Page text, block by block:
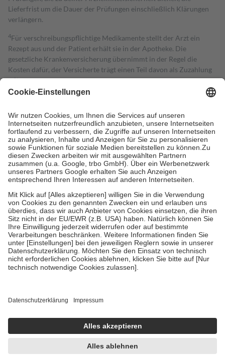
Lieferfrist um die Dauer der Prüfungen einschließlich Klärungen
verlängern.
4Für verschreibungspflichtige Medikamente stellt der Arzt ein
Rezept aus und der Patient erhält sie in der Apotheke. Die
gesetzliche Krankenversicherung übernimmt in der Regel die
Kosten dafür, der Versicherte trägt einen Teil davon als Zuzahlung
mit.
Grundsätzlich leisten Mitglieder Zuzahlungen in Höhe von zehn
höchstens zehn Euro.
Es sind jedoch nie mehr als die tatsächlichen
Kosten der Leistung zu entrichten.
Diese Regeln gelten grundsätzlich auch für Online-Apotheken.
Bei Heilmitteln und häuslicher Krankenpflege beträgt die
Zuzahlung zehn Prozent der Kosten sowie zehn Euro je
Verordnung.
Um das Engagement der Versicherten für ihre eigene Gesundheit zu
stärken und die besondere Stellung der Familie zu unterstützen,
fallenkeine Zuzahlungenan bei:
• Kindern und Jugendlichen bis zum vollendeten 18. Lebensjahr
mit Ausnahme der Fahrkosten
• Untersuchungen zur Vorsorge und Früherkennung, die von der
GKV getragen werden
• empfohlenen Schutzimpfungen
• Harn- und Blutteststreifen
getroffen, um sicherzustellen, dass es sich um echte Bewertungen
https://help.etrusted.com/hc/de/articles/4419944605341
Einige Bilder und Inhalte wurden unter Zuhilfenahme künstlicher